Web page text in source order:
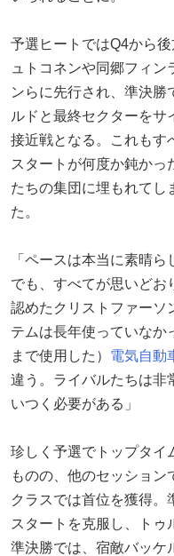
予選ヒートではQ4から
ュトコネンや同郷フィ
ンらに先行され、準決勝
ルドと最終セクターをサ
接近戦となる。これもす
スタートが何度か鈍かっ
たちの集団に埋もれてし
た。
「ペースは本当に素晴ら
でも、すべてが思いどお
認めたクリストファーソ
テムは長年使っていなか
まで使用した） 電気自動
違う。ライバルたちは非
いつく必要がある」
珍しく予選でトップタイ
ものの、他のセッション
クラスでは首位を獲得。
スタートを克服し、トゥ
準決勝では、宿敵バッケ